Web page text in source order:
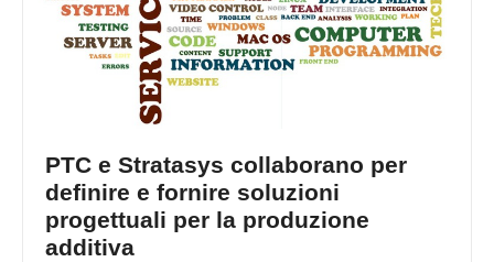
PTC e Stratasys collaborano per
definire e fornire soluzioni
progettuali per la produzione
additiva